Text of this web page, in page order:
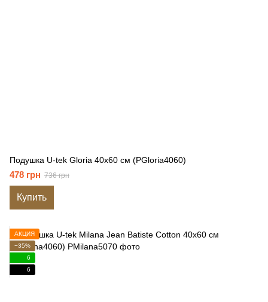
Подушка U-tek Gloria 40x60 см (PGloria4060)
478 грн 736 грн
Купить
АКЦИЯ
−35%
6
6